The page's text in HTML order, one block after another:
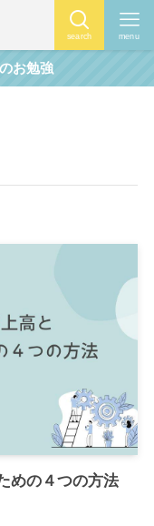
search menu
お勉強
めの４つの方法